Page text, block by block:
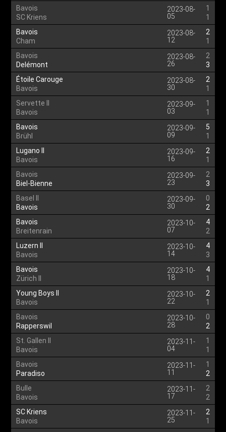
Bavois
SC Kriens
2023-08-
05
1
1
Bavois
Cham
2023-08-
12
2
1
Bavois
Delémont
2023-08-
26
2
3
Étoile Carouge
Bavois
2023-08-
30
2
1
Servette II
Bavois
2023-09-
03
1
1
Bavois
Brühl
2023-09-
09
5
1
Lugano II
Bavois
2023-09-
16
2
1
Bavois
Biel-Bienne
2023-09-
23
2
3
Basel II
Bavois
2023-09-
30
0
2
Bavois
Breitenrain
2023-10-
07
4
2
Luzern II
Bavois
2023-10-
14
4
3
Bavois
Zürich II
2023-10-
18
4
1
Young Boys II
Bavois
2023-10-
22
2
1
Bavois
Rapperswil
2023-10-
28
0
2
St. Gallen II
Bavois
2023-11-
04
1
1
Bavois
Paradiso
2023-11-
11
1
2
Bulle
Bavois
2023-11-
17
2
2
SC Kriens
Bavois
2023-11-
25
2
1